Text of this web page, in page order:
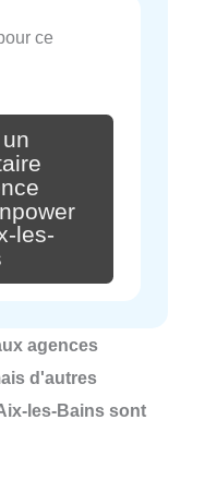
ce
les-
agences
d'autres
les-Bains sont